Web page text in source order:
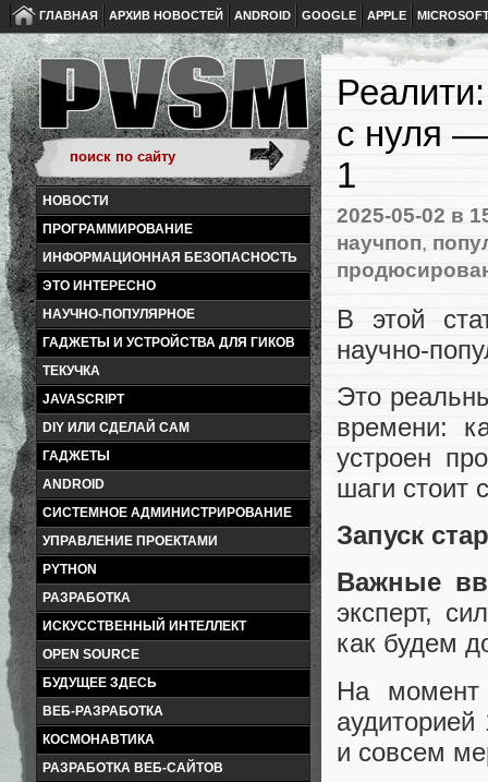
ГЛАВНАЯ АРХИВ НОВОСТЕЙ ANDROID GOOGLE APPLE
НОВОСТИ
ПРОГРАММИРОВАНИЕ
ИНФОРМАЦИОННАЯ БЕЗОПАСНОСТЬ
ЭТО ИНТЕРЕСНО
НАУЧНО-ПОПУЛЯРНОЕ
ГАДЖЕТЫ И УСТРОЙСТВА ДЛЯ ГИКОВ
ТЕКУЧКА
JAVASCRIPT
DIY ИЛИ СДЕЛАЙ САМ
ГАДЖЕТЫ
ANDROID
СИСТЕМНОЕ АДМИНИСТРИРОВАНИЕ
УПРАВЛЕНИЕ ПРОЕКТАМИ
PYTHON
РАЗРАБОТКА
ИСКУССТВЕННЫЙ ИНТЕЛЛЕКТ
OPEN SOURCE
БУДУЩЕЕ ЗДЕСЬ
ВЕБ-РАЗРАБОТКА
КОСМОНАВТИКА
РАЗРАБОТКА ВЕБ-САЙТОВ
с нуля —
1
2025-05-02 в
научпоп,
В этой
научно-
Это
времени:
устроен
шаги стоит
Запуск
Важные
эксперт,
как будем
На
и совсем